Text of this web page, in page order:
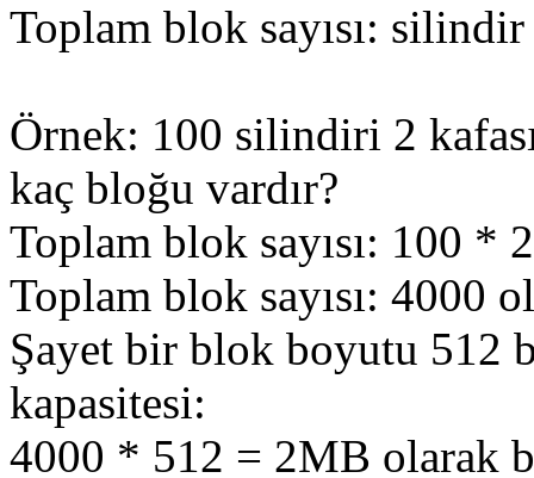
Toplam blok sayısı:
Örnek: 100 silindiri 2
kaç bloğu vardır?
Toplam blok sayısı: 100 *
Toplam blok sayısı: 4000
Şayet bir blok boyutu 512
kapasitesi:
4000 * 512 = 2MB olarak